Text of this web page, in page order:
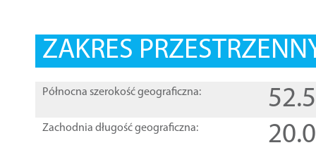
ZAKRES
Północna szerokość geograficzna:
Zachodnia długość geograficzna: